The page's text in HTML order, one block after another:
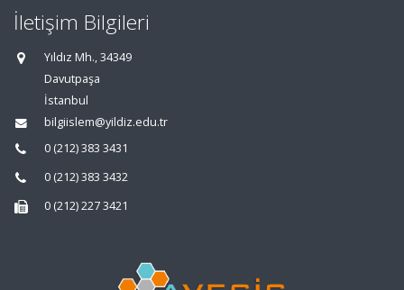
İletişim Bilgileri
Yıldız Mh., 34349
Davutpaşa
İstanbul
bilgiislem@yildiz.edu.tr
0 (212) 383 3431
0 (212) 383 3432
0 (212) 227 3421